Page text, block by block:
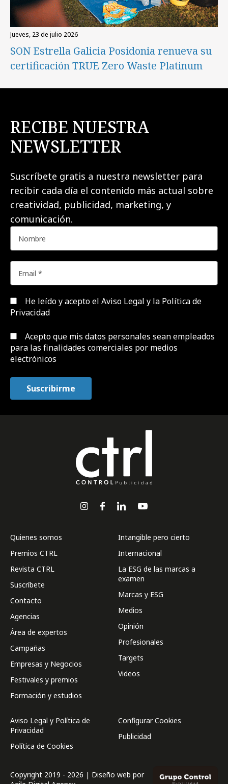
jueves, 23 de julio 2026
SON Estrella Galicia Posidonia renueva su
certificación TRUE Zero Waste Platinum
RECIBE NUESTRA
NEWSLETTER
Suscríbete gratis a nuestra newsletter para
recibir cada día el contenido más actual sobre
creatividad, publicidad, marketing, y
comunicación.
He leído y acepto el Aviso Legal y la Política de
Privacidad
Acepto que mis datos personales sean empleados
para las finalidades comerciales por medios
electrónicos
Quienes somos
Premios CTRL
Revista CTRL
Suscríbete
Contacto
Agencias
Área de expertos
Campañas
Empresas y Negocios
Festivales y premios
Formación y estudios
Intangible pero cierto
Internacional
La ESG de las marcas a
examen
Marcas y ESG
Medios
Opinión
Profesionales
Targets
Videos
Aviso Legal y Política de
Privacidad
Política de Cookies
Configurar Cookies
Publicidad
Copyright 2019 - 2026 | Diseño web por